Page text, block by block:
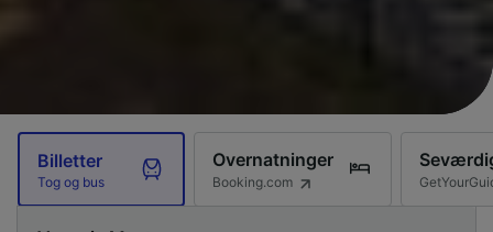
Billetter
Tog og bus
Overnatninger
Booking.com